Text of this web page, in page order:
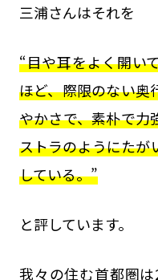
三浦さんはそれを
“目や耳をよく開い
ほど、際限のない奥
やかさで、素朴で力
ストラのようにたが
している。”
と評しています。
我々の住む首都圏